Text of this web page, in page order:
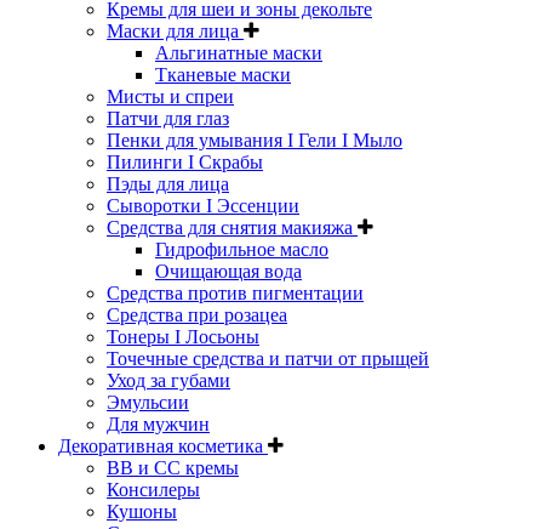
Кремы для шеи и зоны декольте
Маски для лица
Альгинатные маски
Тканевые маски
Мисты и спреи
Патчи для глаз
Пенки для умывания I Гели I Мыло
Пилинги I Cкрабы
Пэды для лица
Сыворотки I Эссенции
Средства для снятия макияжа
Гидрофильное масло
Очищающая вода
Средства против пигментации
Средства при розацеа
Тонеры I Лосьоны
Точечные средства и патчи от прыщей
Уход за губами
Эмульсии
Для мужчин
Декоративная косметика
ВВ и СС кремы
Консилеры
Кушоны